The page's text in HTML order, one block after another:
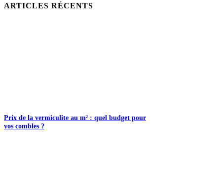
ARTICLES RÉCENTS
Prix de la vermiculite au m² : quel budget pour
vos combles ?